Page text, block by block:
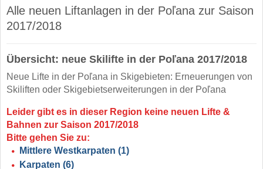
Alle neuen Liftanlagen in der Poľana zur Saison
2017/2018
Übersicht: neue Skilifte in der Poľana 2017/2018
Neue Lifte in der Poľana in Skigebieten: Erneuerungen von
Skiliften oder Skigebietserweiterungen in der Poľana
Leider gibt es in dieser Region keine neuen Lifte &
Bahnen zur Saison 2017/2018
Bitte gehen Sie zu:
Mittlere Westkarpaten (1)
Karpaten (6)